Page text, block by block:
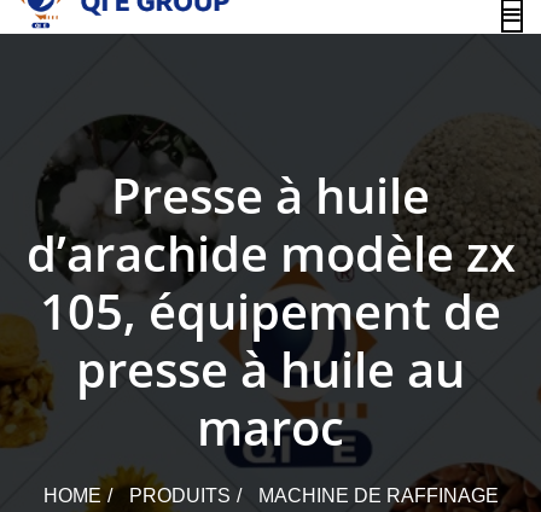
content
Presse à huile
d’arachide modèle zx
105, équipement de
presse à huile au
maroc
HOME PRODUITS
MACHINE DE RAFFINAGE